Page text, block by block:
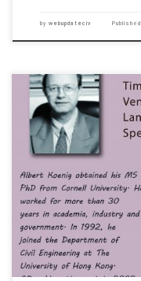
by webupdateciv Published
對不起，此內容只適用於English。